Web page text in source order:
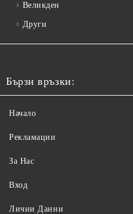
Великден
Други
Бързи връзки:
Начало
Рекламации
За Нас
Вход
Лични Данни